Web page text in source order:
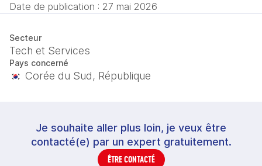
Date de publication : 27 mai 2026
Secteur
Tech et Services
Pays concerné
Corée du Sud, République
Je souhaite aller plus loin, je veux être
contacté(e) par un expert gratuitement.
ÊTRE CONTACTÉ